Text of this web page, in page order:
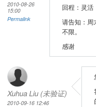
2010-08-26
15:00
Permalink
回程：灵活
请告知：周
不限。
感谢
Xuhua Liu (未验证)
2010-09-16 12:46